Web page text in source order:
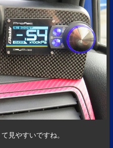
見やすいですね。